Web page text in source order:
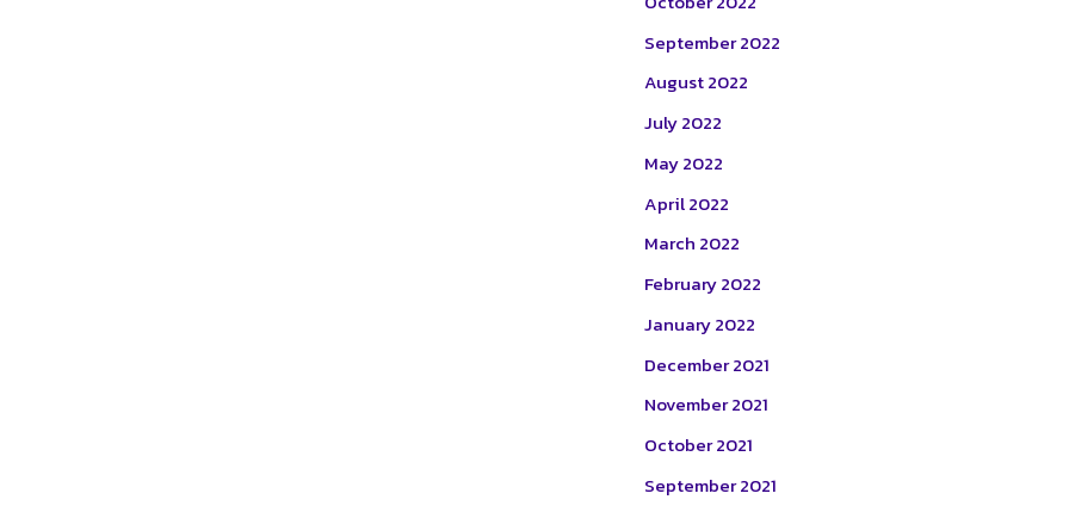
September 2022
August 2022
July 2022
May 2022
April 2022
March 2022
February 2022
January 2022
December 2021
November 2021
October 2021
September 2021